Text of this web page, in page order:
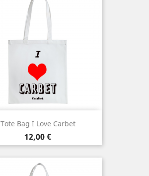
Tote Bag I Love Carbet
Prix
12,00 €